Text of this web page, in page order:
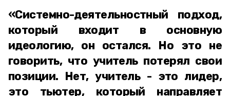
«Системно-деятельностный подход,
который входит в основную
идеологию, он остался. Но это не
говорить, что учитель потерял свои
позиции. Нет, учитель - это лидер,
это тьютер, который направляет